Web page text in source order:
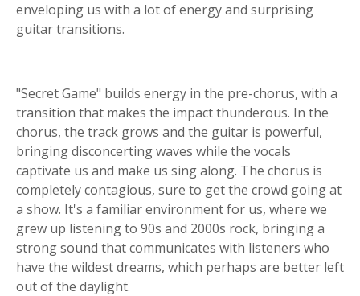
enveloping us with a lot of energy and surprising
guitar transitions.
"Secret Game" builds energy in the pre-chorus, with a
transition that makes the impact thunderous. In the
chorus, the track grows and the guitar is powerful,
bringing disconcerting waves while the vocals
captivate us and make us sing along. The chorus is
completely contagious, sure to get the crowd going at
a show. It's a familiar environment for us, where we
grew up listening to 90s and 2000s rock, bringing a
strong sound that communicates with listeners who
have the wildest dreams, which perhaps are better left
out of the daylight.